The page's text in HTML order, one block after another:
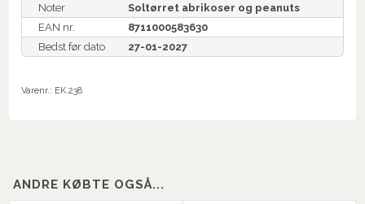
Noter
Soltørret abrikoser og peanuts
EAN nr.
8711000583630
Bedst før dato
27-01-2027
Varenr.: EK.238
ANDRE KØBTE OGSÅ...